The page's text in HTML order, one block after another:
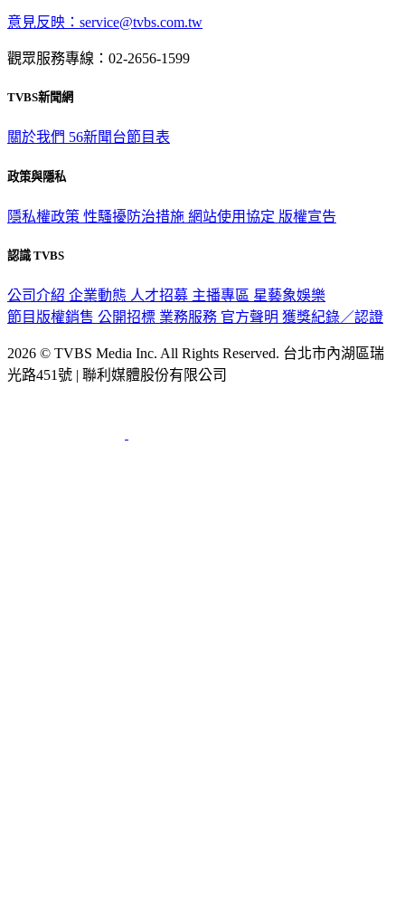
意見反映：service@tvbs.com.tw
觀眾服務專線：02-2656-1599
TVBS新聞網
關於我們 56新聞台節目表
政策與隱私
隱私權政策 性騷擾防治措施 網站使用協定 版權宣告
認識 TVBS
公司介紹 企業動態 人才招募 主播專區 星藝象娛樂
節目版權銷售 公開招標 業務服務 官方聲明 獲獎紀錄／認證
2026 © TVBS Media Inc. All Rights Reserved. 台北市內湖區瑞
光路451號 | 聯利媒體股份有限公司